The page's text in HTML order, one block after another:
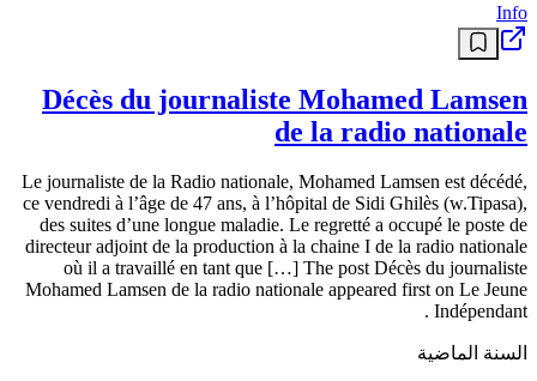
Info
Décès du journaliste Mohamed Lamsen
de la radio nationale
Le journaliste de la Radio nationale, Mohamed Lamsen est décédé,
ce vendredi à l’âge de 47 ans, à l’hôpital de Sidi Ghilès (w.Tipasa),
des suites d’une longue maladie. Le regretté a occupé le poste de
directeur adjoint de la production à la chaine I de la radio nationale
où il a travaillé en tant que […] The post Décès du journaliste
Mohamed Lamsen de la radio nationale appeared first on Le Jeune
Indépendant .
السنة الماضية